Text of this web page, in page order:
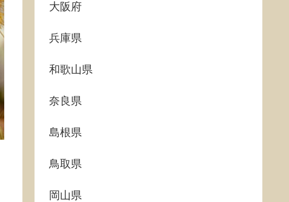
大阪府
兵庫県
和歌山県
奈良県
島根県
鳥取県
岡山県